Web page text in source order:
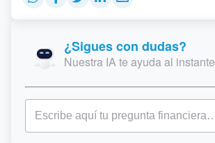
¿Sigues con dudas?
Nuestra IA te ayuda al instante